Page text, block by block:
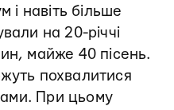
навіть більше
на 20-річчі
майже 40 пісень.
похвалитися
При цьому